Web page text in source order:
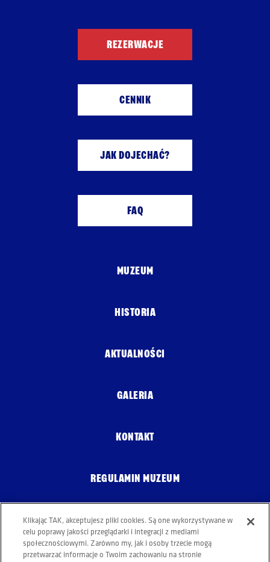
REZERWACJE
CENNIK
JAK DOJECHAĆ?
FAQ
MUZEUM
HISTORIA
AKTUALNOŚCI
GALERIA
KONTAKT
REGULAMIN MUZEUM
POLITYKA COOKIES
Klikając TAK, akceptujesz pliki cookies. Są one wykorzystywane w
celu poprawy jakości przeglądarki i integracji z mediami
społecznościowymi. Zarówno my, jak i osoby trzecie mogą
przetwarzać informacje o Twoim zachowaniu na stronie